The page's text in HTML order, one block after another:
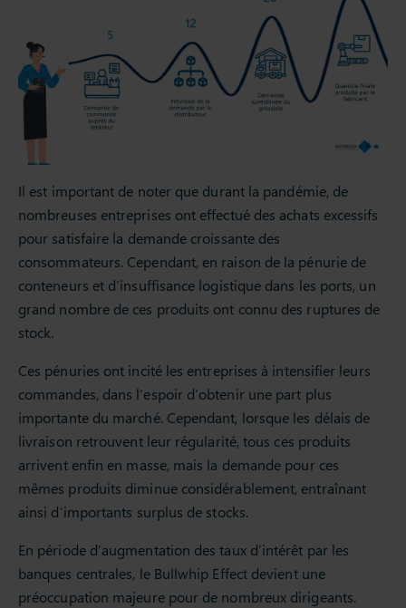
Il est important de noter que durant la pandémie, de
nombreuses entreprises ont effectué des achats excessifs
pour satisfaire la demande croissante des
consommateurs. Cependant, en raison de la pénurie de
conteneurs et d’insuffisance logistique dans les ports, un
grand nombre de ces produits ont connu des ruptures de
stock.
Ces pénuries ont incité les entreprises à intensifier leurs
commandes, dans l’espoir d’obtenir une part plus
importante du marché. Cependant, lorsque les délais de
livraison retrouvent leur régularité, tous ces produits
arrivent enfin en masse, mais la demande pour ces
mêmes produits diminue considérablement, entraînant
ainsi d’importants surplus de stocks.
En période d’augmentation des taux d’intérêt par les
banques centrales, le Bullwhip Effect devient une
préoccupation majeure pour de nombreux dirigeants.